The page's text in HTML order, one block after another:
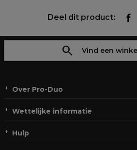
Deel dit product:
Vind een
Over Pro-Duo
Wettelijke informatie
Hulp